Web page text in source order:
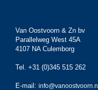
Van Oostvoorn & Zn bv
Parallelweg West 45A
4107 NA Culemborg
Tel. +31 (0)345 515 262
E-mail: info@vanoostvoorn.nl